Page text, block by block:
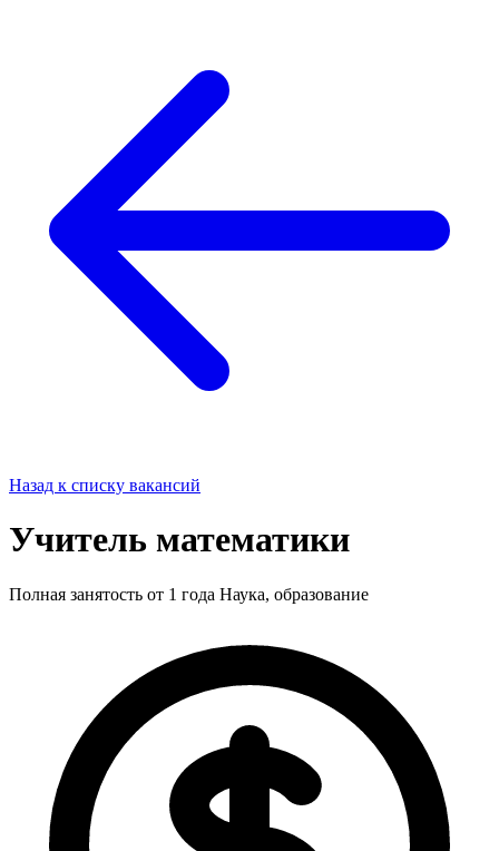
Назад к списку вакансий
Учитель математики
Полная занятость от 1 года Наука, образование